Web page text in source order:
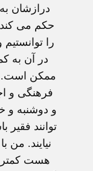
درازشان
حکم می کند
را
در آن به
ممکن است.
فرهنگی و
و دوشنبه و
توانند فقير
نيايند. من
هست کمتر